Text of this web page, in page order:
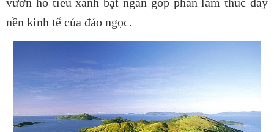
nền kinh tế của đảo ngọc.